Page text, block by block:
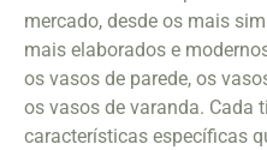
mercado, desde os mais
mais elaborados e
os vasos de parede, os
os vasos de varanda. Cada
características específicas